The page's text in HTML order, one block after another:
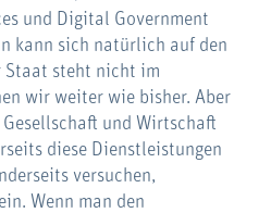
und Digital Government
kann sich natürlich auf den
Staat steht nicht im
wir weiter wie bisher. Aber
und Wirtschaft
diese Dienstleistungen
versuchen,
Wenn man den